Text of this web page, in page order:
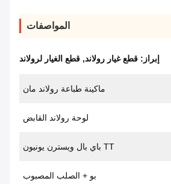
المواصفات
إبراز: قطع غيار رولاند, قطع الغيار لرولاند
ماكينة طباعة رولاند مان
لوحة رولاند القابض
TT باي بال ويسترن يونيون
بو + الصلب المصبوب